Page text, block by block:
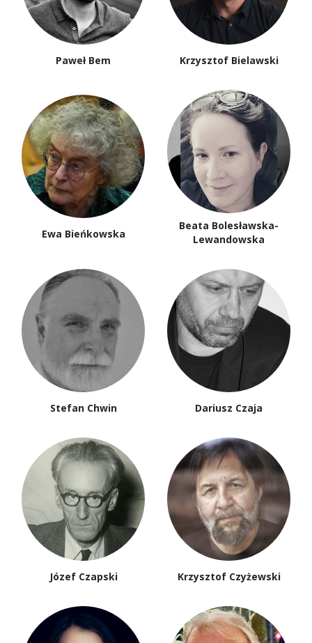
Paweł Bem Krzysztof Bielawski
Ewa Bieńkowska
Beata Bolesławska-
Lewandowska
Stefan Chwin Dariusz Czaja
Józef Czapski Krzysztof Czyżewski